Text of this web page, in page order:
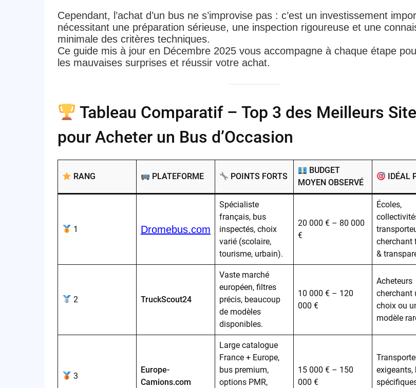
Cependant, l’achat d’un bus ne s’improvise pas : c’est un investissement
nécessitant une préparation sérieuse, une inspection rigoureuse et une
minimale des critères techniques.
Ce guide mis à jour en Décembre 2025 vous accompagne à chaque étape
les mauvaises surprises et réussir votre achat.
Tableau Comparatif – Top 3 des Meilleurs
pour Acheter un Bus d’Occasion
RANG PLATEFORME POINTS FORTS
BUDGET
MOYEN OBSERVÉ
IDÉAL
1 Dromebus.com
Spécialiste
français, bus
inspectés, choix
varié (scolaire,
tourisme, urbain).
20 000 € – 80 000
€
Écoles,
cherchant
&
2 TruckScout24
Vaste marché
européen, filtres
précis, beaucoup
de modèles
disponibles.
10 000 € – 120
000 €
Acheteurs
cherchant
choix ou
modèle
3
Europe-
Camions.com
Large catalogue
France + Europe,
bus premium,
options PMR,
15 000 € – 150
000 €
exigeants,